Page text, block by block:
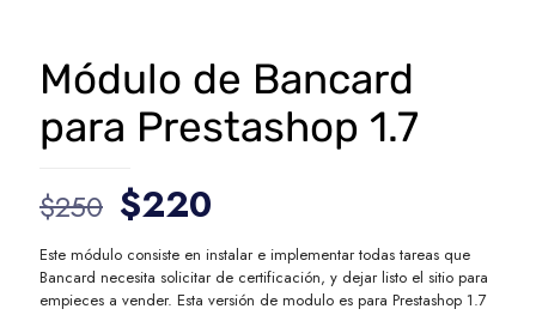
Módulo de Bancard
para Prestashop 1.7
$250 $220
Este módulo consiste en instalar e implementar todas tareas que
Bancard necesita solicitar de certificación, y dejar listo el sitio para
empieces a vender. Esta versión de modulo es para Prestashop 1.7